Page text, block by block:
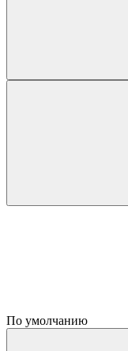
По умолчанию